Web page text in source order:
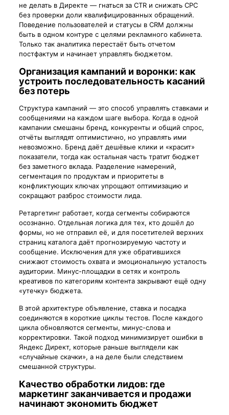
не делать в Директе — гнаться за CTR и снижать CPC
без проверки доли квалифицированных обращений.
Поведение пользователей и статусы в CRM должны
быть в одном контуре с целями рекламного кабинета.
Только так аналитика перестаёт быть отчетом
постфактум и начинает управлять бюджетом.
Организация кампаний и воронки: как
устроить последовательность касаний
без потерь
Структура кампаний — это способ управлять ставками и
сообщениями на каждом шаге выбора. Когда в одной
кампании смешаны бренд, конкуренты и общий спрос,
отчёты выглядят оптимистично, но управлять ими
невозможно. Бренд даёт дешёвые клики и «красит»
показатели, тогда как остальная часть тратит бюджет
без заметного вклада. Разделение намерений,
сегментация по продуктам и приоритеты в
конфликтующих ключах упрощают оптимизацию и
сокращают разброс стоимости лида.
Ретаргетинг работает, когда сегменты собираются
осознанно. Отдельная логика для тех, кто дошёл до
формы, но не отправил её, и для посетителей верхних
страниц каталога даёт прогнозируемую частоту и
сообщение. Исключения для уже обратившихся
снижают стоимость охвата и эмоциональную усталость
аудитории. Минус-площадки в сетях и контроль
креативов по категориям контента закрывают ещё одну
«утечку» бюджета.
В этой архитектуре объявление, ставка и посадка
соединяются в короткие циклы тестов. После каждого
цикла обновляются сегменты, минус-слова и
корректировки. Такой подход минимизирует ошибки в
Яндекс Директ, которые раньше выглядели как
«случайные скачки», а на деле были следствием
смешанной структуры.
Качество обработки лидов: где
маркетинг заканчивается и продажи
начинают экономить бюджет